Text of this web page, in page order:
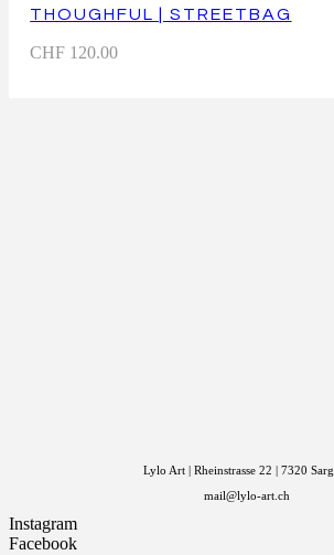
THOUGHFUL | STREETBAG
CHF 120.00
Lylo Art | Rheinstrasse 22 | 7320
mail@lylo-art.ch
Instagram
Facebook